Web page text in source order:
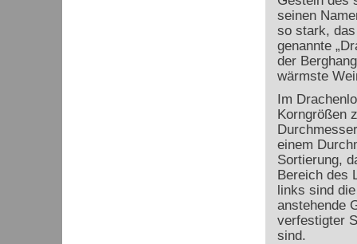
seinen
so stark,
genannte
der
wärmste
Im
Korngrößen
einem
Sortierung,
Bereich des
links sind
anstehende
verfestigter
sind.